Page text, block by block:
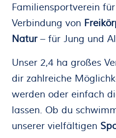
Familiensportverein
Verbindung von
Natur– für Jung und
Unser 2,4 ha großes
dir zahlreiche
werden oder einfach
lassen. Ob du
unserer vielfältigen